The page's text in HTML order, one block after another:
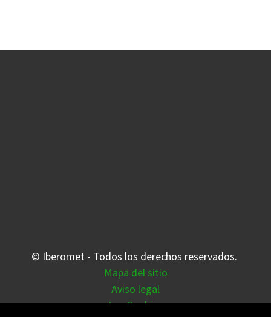
© Iberomet - Todos los derechos reservados.
Mapa del sitio
Aviso legal
Las Cookies